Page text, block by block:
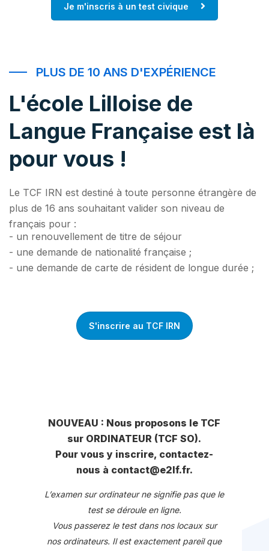
Je m'inscris à un test civique
PLUS DE 10 ANS D'EXPÉRIENCE
L'école Lilloise de
Langue Française est là
pour vous !
Le TCF IRN est destiné à toute personne étrangère de
plus de 16 ans souhaitant valider son niveau de
français pour :
- un renouvellement de titre de séjour
- une demande de nationalité française ;
- une demande de carte de résident de longue durée ;
S'inscrire au TCF IRN
NOUVEAU : Nous proposons le TCF
sur ORDINATEUR (TCF SO).
Pour vous y inscrire, contactez-
nous à contact@e2lf.fr.
L’examen sur ordinateur ne signifie pas que le
test se déroule en ligne.
Vous passerez le test dans nos locaux sur
nos ordinateurs. Il est exactement pareil que